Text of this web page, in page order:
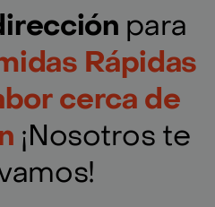
para
Rápidas
cerca de
¡Nosotros te